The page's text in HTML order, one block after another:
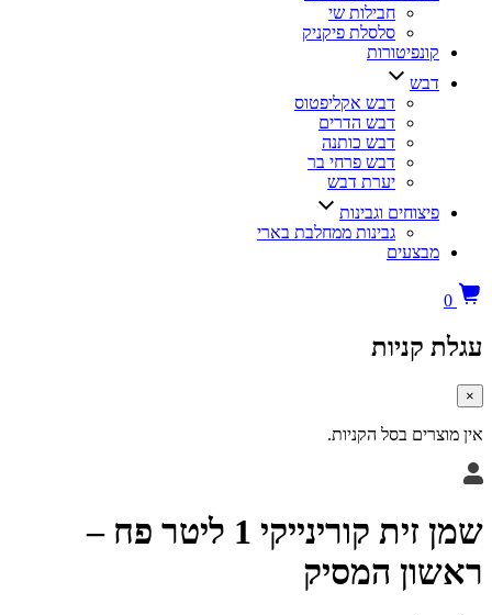
חבילות שי
סלסלת פיקניק
דבש אקליפטוס
דבש הדרים
דבש כותנה
דבש פרחי בר
יערת דבש
וגבינות
גבינות ממחלבת בארי
בסל הקניות.
שמן זית קורינייקי 1 ליטר פח –
המסיק